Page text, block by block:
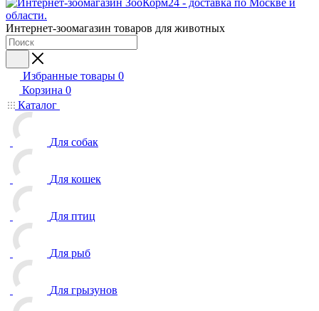
Интернет-зоомагазин товаров для животных
Избранные товары 0
Корзина 0
Каталог
Для собак
Для кошек
Для птиц
Для рыб
Для грызунов